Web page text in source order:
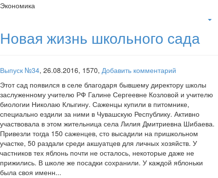
Экономика
Новая жизнь школьного сада
Выпуск №34, 26.08.2016, 1570, Добавить комментарий
Этот сад появился в селе благодаря бывшему директору школы
заслуженному учителю РФ Галине Сергеевне Козловой и учителю
биологии Николаю Клыгину. Саженцы купили в питомнике,
специально ездили за ними в Чувашскую Республику. Активно
участвовала в этом жительница села Лилия Дмитриевна Шибаева.
Привезли тогда 150 саженцев, сто высадили на пришкольном
участке, 50 раздали среди акшуатцев для личных хозяйств. У
частников тех яблонь почти не осталось, некоторые даже не
прижились. В школе же посадки сохранили. У каждой яблоньки
была своя именн...